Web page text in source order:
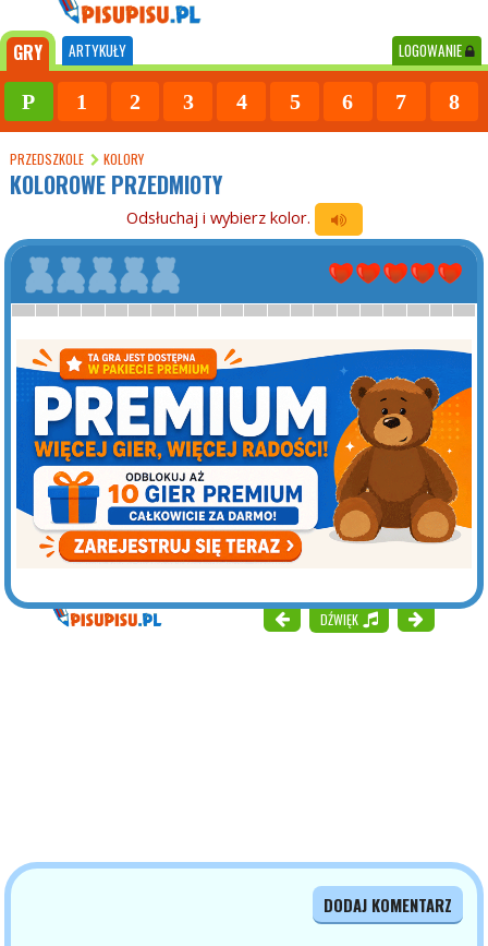
GRY ARTYKUŁY LOGOWANIE
P 1 2 3 4 5 6 7 8
PRZEDSZKOLE KOLORY
KOLOROWE PRZEDMIOTY
Odsłuchaj i wybierz kolor.
DŹWIĘK
DODAJ KOMENTARZ